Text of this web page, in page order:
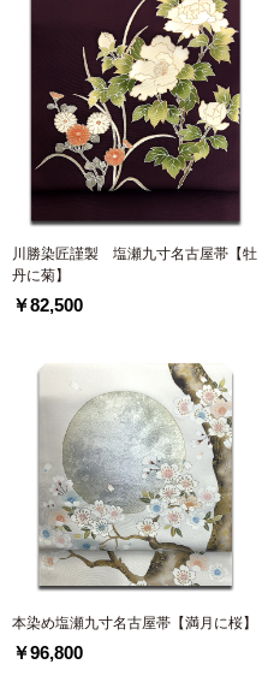
川勝染匠謹製 塩瀬九寸名古屋帯【牡
丹に菊】
￥82,500
本染め塩瀬九寸名古屋帯【満月に桜】
￥96,800